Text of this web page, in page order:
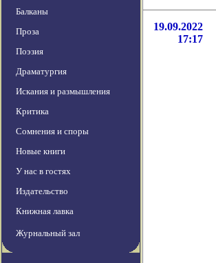
Балканы
Проза
Поэзия
Драматургия
Искания и размышления
Критика
Сомнения и споры
Новые книги
У нас в гостях
Издательство
Книжная лавка
Журнальный зал
19.09.2022
17:17